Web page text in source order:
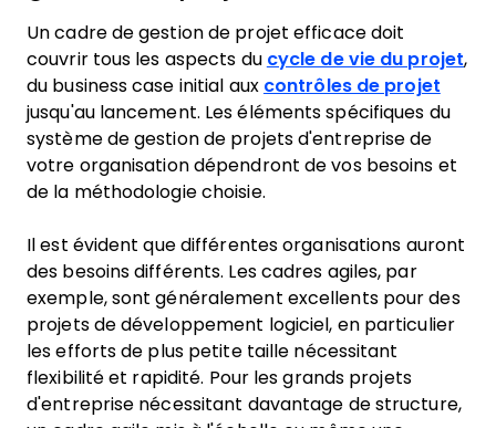
Un cadre de gestion de projet efficace doit
couvrir tous les aspects du cycle de vie du projet,
du business case initial aux contrôles de projet
jusqu'au lancement. Les éléments spécifiques du
système de gestion de projets d'entreprise de
votre organisation dépendront de vos besoins et
de la méthodologie choisie.
Il est évident que différentes organisations auront
des besoins différents. Les cadres agiles, par
exemple, sont généralement excellents pour des
projets de développement logiciel, en particulier
les efforts de plus petite taille nécessitant
flexibilité et rapidité. Pour les grands projets
d'entreprise nécessitant davantage de structure,